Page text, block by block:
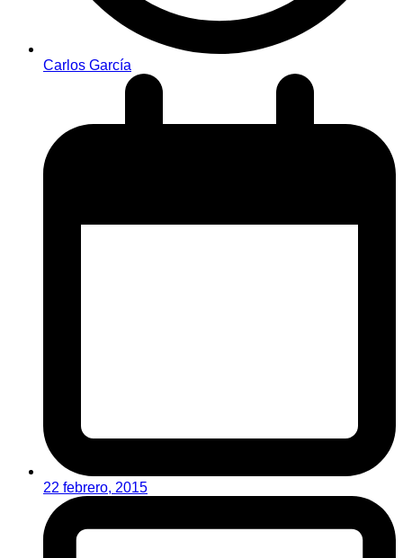
Carlos García
22 febrero, 2015